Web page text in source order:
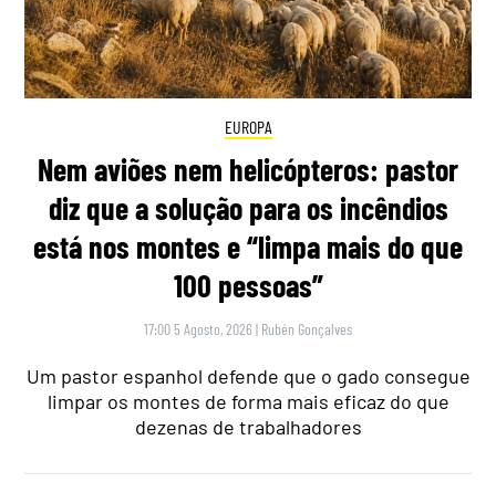
EUROPA
Nem aviões nem helicópteros: pastor
diz que a solução para os incêndios
está nos montes e “limpa mais do que
100 pessoas”
17:00 5 Agosto, 2026 | Rubén Gonçalves
Um pastor espanhol defende que o gado consegue
limpar os montes de forma mais eficaz do que
dezenas de trabalhadores